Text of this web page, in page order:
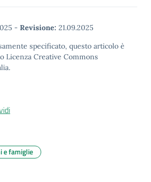
- Revisione: 21.09.2025
specificato, questo articolo è
Licenza Creative Commons
e famiglie